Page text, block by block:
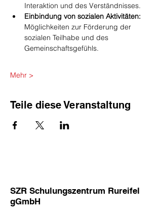
Interaktion und des Verständnisses.
Einbindung von sozialen Aktivitäten:
Möglichkeiten zur Förderung der
sozialen Teilhabe und des
Gemeinschaftsgefühls.
Mehr >
Teile diese Veranstaltung
SZR Schulungszentrum Rureifel
gGmbH